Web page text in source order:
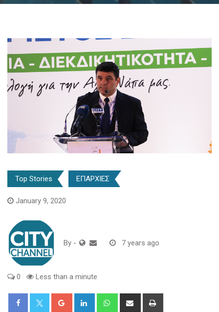
Top Stories ΕΠΑΡΧΙΕΣ
January 9, 2020
By - 7 years ago
0 Less than a minute
Google+ LinkedIn WhatsappShare